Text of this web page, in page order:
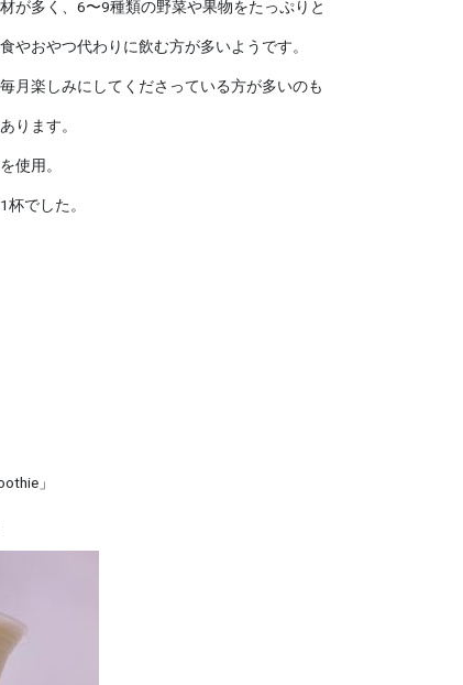
が多く、6〜9種類の野菜や果物をたっぷりと
やおやつ代わりに飲む方が多いようです。
月楽しみにしてくださっている方が多いのも
ります。
使用。
でした。
」